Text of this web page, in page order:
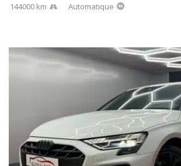
144000 km Automatique